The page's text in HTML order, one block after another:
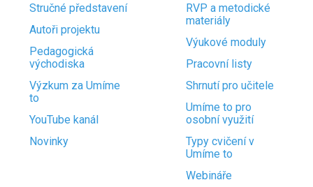
Stručné představení
Autoři projektu
Pedagogická
východiska
Výzkum za Umíme
to
YouTube kanál
Novinky
RVP a metodické
materiály
Výukové moduly
Pracovní listy
Shrnutí pro učitele
Umíme to pro
osobní využití
Typy cvičení v
Umíme to
Webináře